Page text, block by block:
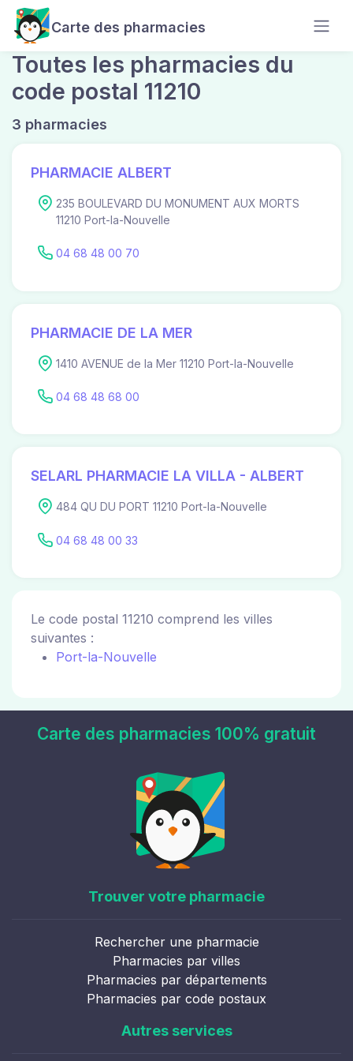
Carte des pharmacies
Toutes les pharmacies du
code postal 11210
3 pharmacies
PHARMACIE ALBERT
235 BOULEVARD DU MONUMENT AUX MORTS
11210 Port-la-Nouvelle
04 68 48 00 70
PHARMACIE DE LA MER
1410 AVENUE de la Mer 11210 Port-la-Nouvelle
04 68 48 68 00
SELARL PHARMACIE LA VILLA - ALBERT
484 QU DU PORT 11210 Port-la-Nouvelle
04 68 48 00 33
Le code postal 11210 comprend les villes
suivantes :
Port-la-Nouvelle
Carte des pharmacies 100% gratuit
Trouver votre pharmacie
Rechercher une pharmacie
Pharmacies par villes
Pharmacies par départements
Pharmacies par code postaux
Autres services